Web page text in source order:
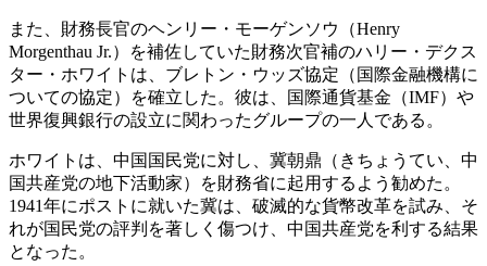
また、財務長官のヘンリー・モーゲンソウ（Henry
Morgenthau Jr.）を補佐していた財務次官補のハリー・デクス
ター・ホワイトは、ブレトン・ウッズ協定（国際金融機構に
ついての協定）を確立した。彼は、国際通貨基金（IMF）や
世界復興銀行の設立に関わったグループの一人である。
ホワイトは、中国国民党に対し、冀朝鼎（きちょうてい、中
国共産党の地下活動家）を財務省に起用するよう勧めた。
1941年にポストに就いた冀は、破滅的な貨幣改革を試み、そ
れが国民党の評判を著しく傷つけ、中国共産党を利する結果
となった。